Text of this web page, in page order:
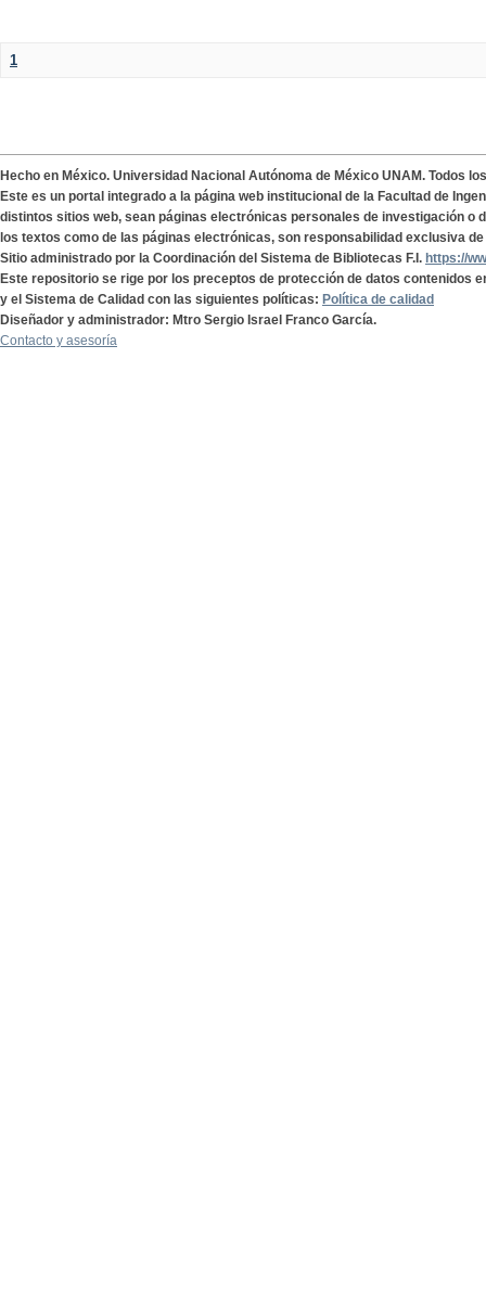
1
Hecho en México. Universidad Nacional Autónoma de México UNAM. Todos
Este es un portal integrado a la página web institucional de la Facultad de
distintos sitios web, sean páginas electrónicas personales de investigación o
los textos como de las páginas electrónicas, son responsabilidad exclusiva
Sitio administrado por la Coordinación del Sistema de Bibliotecas F.I. https://
Este repositorio se rige por los preceptos de protección de datos contenidos
y el Sistema de Calidad con las siguientes políticas: Política de calidad
Diseñador y administrador: Mtro Sergio Israel Franco García.
Contacto y asesoría